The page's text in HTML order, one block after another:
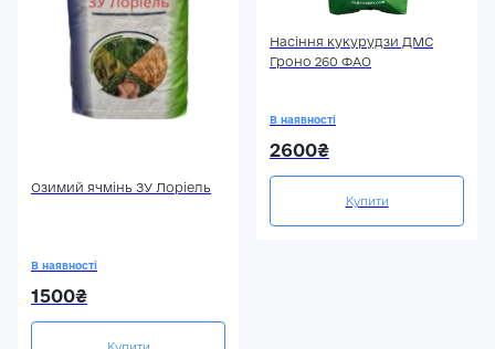
Озимий ячмінь ЗУ Лоріель
В наявності
1500₴
Насіння кукурудзи ДМС
Гроно 260 ФАО
В наявності
2600₴
Купити